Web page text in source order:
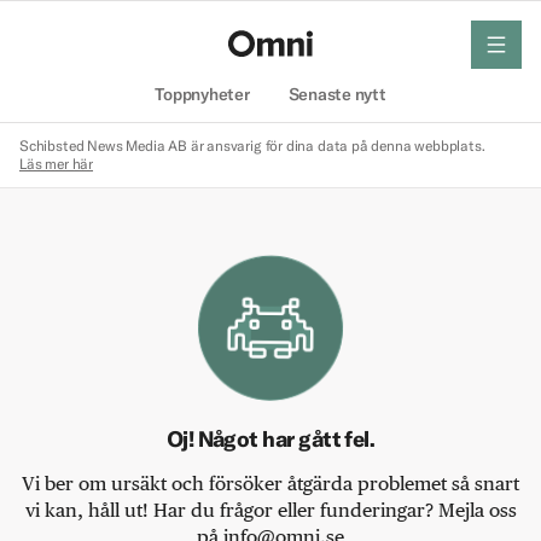
Toppnyheter Senaste nytt
meny
Schibsted News Media AB är ansvarig för dina data på denna webbplats.
Läs mer här
Oj! Något har gått fel.
Vi ber om ursäkt och försöker åtgärda problemet så snart
vi kan, håll ut! Har du frågor eller funderingar? Mejla oss